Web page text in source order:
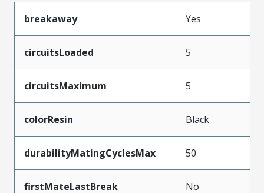
breakaway Yes
circuitsLoaded 5
circuitsMaximum 5
colorResin Black
durabilityMatingCyclesMax 50
firstMateLastBreak No